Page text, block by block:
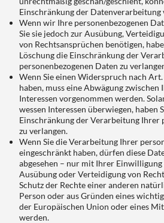
Einschränkung der Datenverarbeitung
Wenn wir Ihre personenbezogenen
Sie sie jedoch zur Ausübung,
von Rechtsansprüchen benötigen,
Löschung die Einschränkung der
personenbezogenen Daten zu
Wenn Sie einen Widerspruch nach
haben, muss eine Abwägung zwischen
Interessen vorgenommen werden.
wessen Interessen überwiegen, haben
Einschränkung der Verarbeitung Ihrer
zu verlangen.
Wenn Sie die Verarbeitung Ihrer
eingeschränkt haben, dürfen diese
abgesehen – nur mit Ihrer
Ausübung oder Verteidigung von
Schutz der Rechte einer anderen
Person oder aus Gründen eines
der Europäischen Union oder eines
werden.